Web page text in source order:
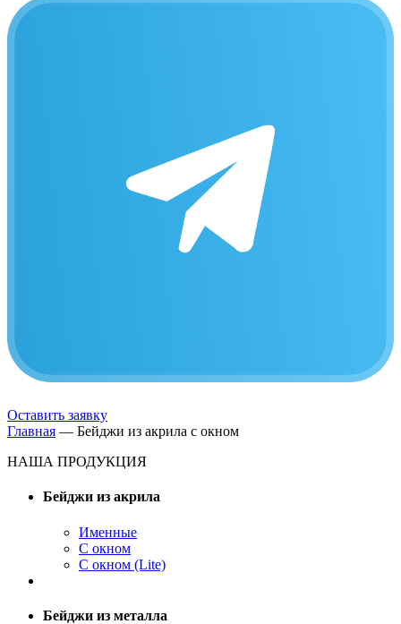
Оставить заявку
Главная — Бейджи из акрила с окном
НАША ПРОДУКЦИЯ
Бейджи из акрила
Именные
С окном
С окном (Lite)
Бейджи из металла